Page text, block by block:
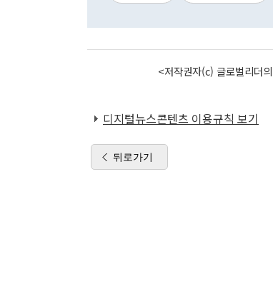
<저작권자(c) 글로벌리더
디지털뉴스콘텐츠 이용규칙 보기
뒤로가기